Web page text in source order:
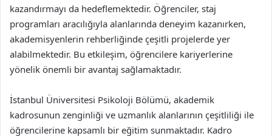
kazandırmayı da hedeflemektedir. Öğrenciler, staj
programları aracılığıyla alanlarında deneyim kazanırken,
akademisyenlerin rehberliğinde çeşitli projelerde yer
alabilmektedir. Bu etkileşim, öğrencilere kariyerlerine
yönelik önemli bir avantaj sağlamaktadır.
İstanbul Üniversitesi Psikoloji Bölümü, akademik
kadrosunun zenginliği ve uzmanlık alanlarının çeşitliliği ile
öğrencilerine kapsamlı bir eğitim sunmaktadır. Kadro